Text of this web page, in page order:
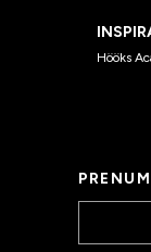
Hööks